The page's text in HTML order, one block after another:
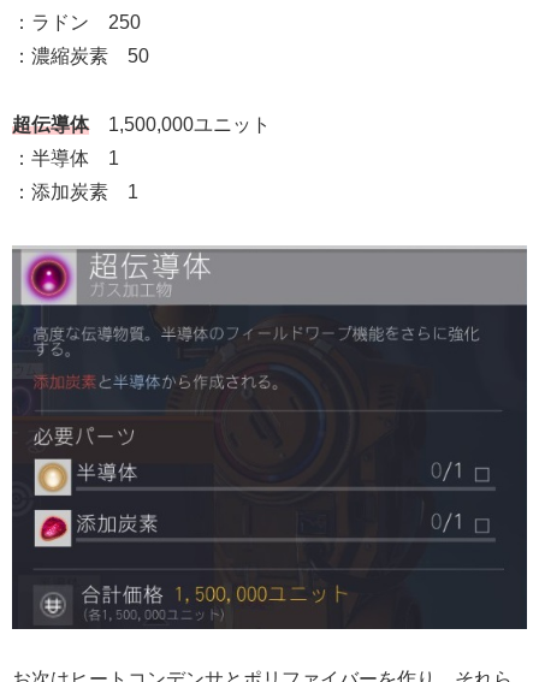
：ラドン 250
：濃縮炭素 50
超伝導体1,500,000ユニット
：半導体 1
：添加炭素 1